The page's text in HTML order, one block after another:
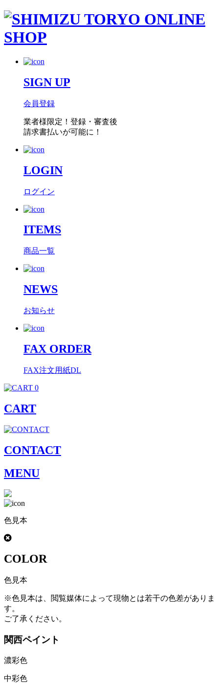
SIGN UP
会員登録
業者様限定！ 登録・審査後
請求書払いが可能に！
LOGIN
ログイン
ITEMS
商品一覧
NEWS
お知らせ
FAX ORDER
FAX注文用紙DL
0
CART
CONTACT
MENU
色見本
COLOR
色見本
※色見本は、閲覧媒体によって現物とは若干の色差がありま
す。
ご了承ください。
関西ペイント
濃彩色
中彩色